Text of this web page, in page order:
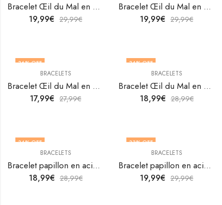
Bracelet Œil du Mal en acier inoxydable plaqué or 18K de V&F Jewellers
19,99€ 29,99€
Bracelet Œil du Mal en acier inoxydable plaqué or 18K de V&F Jewellers
19,99€ 29,99€
36% OFF
BRACELETS
Bracelet Œil du Mal en acier inoxydable plaqué or 18K de V&F Jewellers
17,99€ 27,99€
34% OFF
BRACELETS
Bracelet Œil du Mal en acier inoxydable plaqué or 18K de V&F Jewellers
18,99€ 28,99€
34% OFF
BRACELETS
Bracelet papillon en acier inoxydable plaqué or 18K de V&F Jewellers
18,99€ 28,99€
33% OFF
BRACELETS
Bracelet papillon en acier inoxydable plaqué or 18K de V&F Jewellers
19,99€ 29,99€